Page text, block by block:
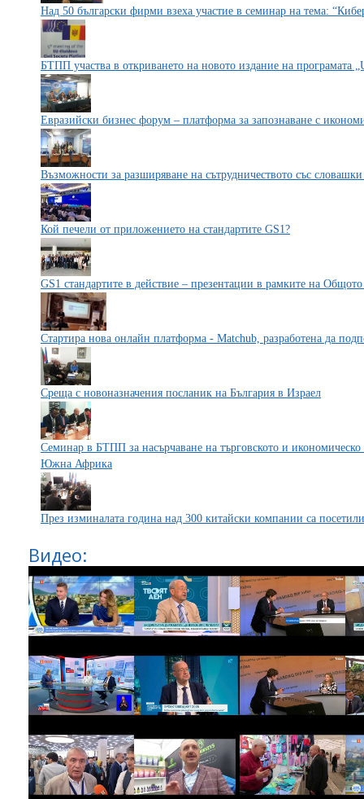
Над 50 български фирми взеха участие в семинар на тема:
БТПП участва в откриването на новото издание на програмата
Евразийски бизнес форум – платформа за запознаване с
Възможности за разширяване на сътрудничеството със
Кой печели от приложението на стандартите GS1?
GS1 стандартите в действие – презентации в рамките на
Стартира нова онлайн платформа - Matchub, разработена да
Среща с новоназначения посланик на България в Израел
Семинар в БТПП за насърчаване на търговското и икономическо
Южна Африка
През изминалата година над 300 китайски компании са
Видео: